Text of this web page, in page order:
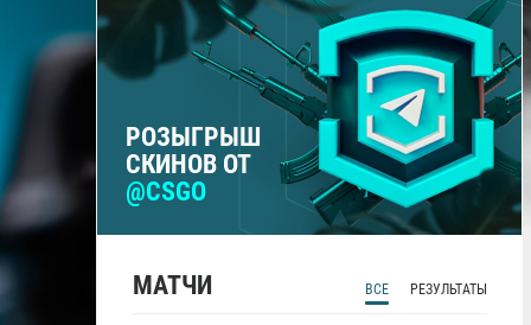
РОЗЫГРЫШ
СКИНОВ ОТ
@CSGO
МАТЧИ ВСЕ РЕЗУЛЬТАТЫ